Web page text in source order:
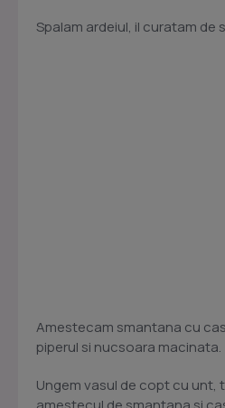
Spalam ardeiul, il curatam de
Amestecam smantana cu
piperul si nucsoara macinata.
Ungem vasul de copt cu unt,